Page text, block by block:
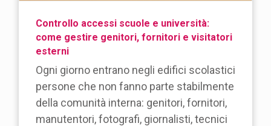
Controllo accessi scuole e università:
come gestire genitori, fornitori e visitatori
esterni
Ogni giorno entrano negli edifici scolastici
persone che non fanno parte stabilmente
della comunità interna: genitori, fornitori,
manutentori, fotografi, giornalisti, tecnici